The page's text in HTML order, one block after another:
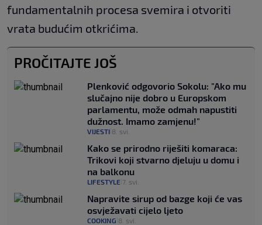
fundamentalnih procesa svemira i otvoriti
vrata budućim otkrićima.
PROČITAJTE JOŠ
Plenković odgovorio Sokolu: "Ako mu
slučajno nije dobro u Europskom
parlamentu, može odmah napustiti
dužnost. Imamo zamjenu!"
VIJESTI 8. svi.
Kako se prirodno riješiti komaraca:
Trikovi koji stvarno djeluju u domu i
na balkonu
LIFESTYLE 7. svi.
Napravite sirup od bazge koji će vas
osvježavati cijelo ljeto
COOKING 8. svi.